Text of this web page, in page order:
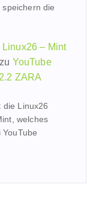
die
– Mint
YouTube
ZARA
Linux26
welches